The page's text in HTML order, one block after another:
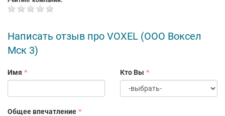
Написать отзыв про VOXEL (ООО Воксел
Мск 3)
Имя Кто Вы
Общее впечатление